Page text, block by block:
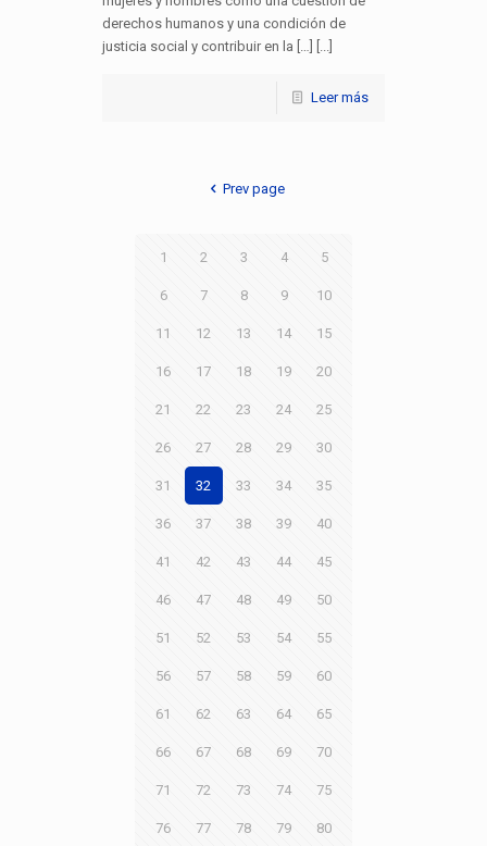
derechos humanos y una condición de
justicia social y contribuir en la […] [...]
Leer más
Prev page
1 2 3 4 5
6 7 8 9 10
11 12 13 14 15
16 17 18 19 20
21 22 23 24 25
26 27 28 29 30
31 32 33 34 35
36 37 38 39 40
41 42 43 44 45
46 47 48 49 50
51 52 53 54 55
56 57 58 59 60
61 62 63 64 65
66 67 68 69 70
71 72 73 74 75
76 77 78 79 80